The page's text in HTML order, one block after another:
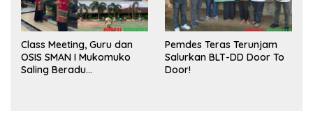
Class Meeting, Guru dan
OSIS SMAN I Mukomuko
Saling Beradu
Pemdes Teras Terunjam
Salurkan BLT-DD Door To
Door!